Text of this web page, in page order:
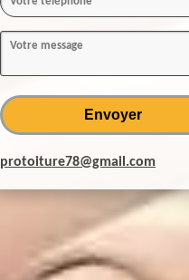
protoiture78@gmail.com